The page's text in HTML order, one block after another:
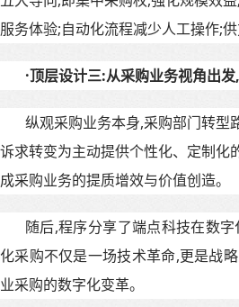
服务体验;自动化流程减少人工操作;供
·顶层设计三:从采购业务视角出发,
纵观采购业务本身,采购部门转型
诉求转变为主动提供个性化、定制化
成采购业务的提质增效与价值创造。
随后,程序分享了端点科技在数
化采购不仅是一场技术革命,更是战
业采购的数字化变革。